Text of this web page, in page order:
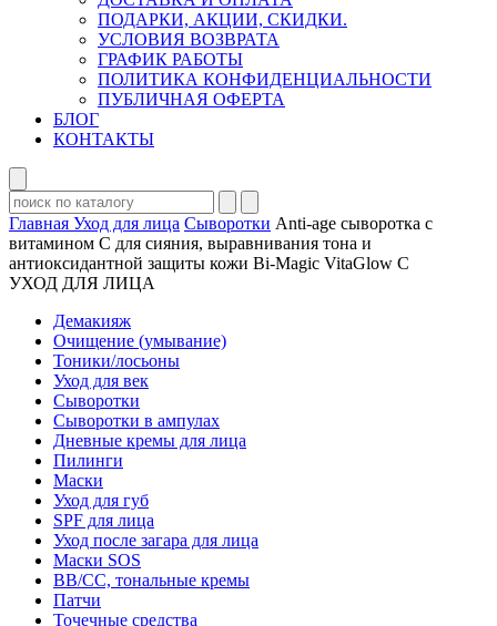
ПОДАРКИ, АКЦИИ, СКИДКИ.
УСЛОВИЯ ВОЗВРАТА
ГРАФИК РАБОТЫ
ПОЛИТИКА КОНФИДЕНЦИАЛЬНОСТИ
ПУБЛИЧНАЯ ОФЕРТА
БЛОГ
КОНТАКТЫ
Главная Уход для лица Сыворотки Anti-age сыворотка с
витамином С для сияния, выравнивания тона и
антиоксидантной защиты кожи Bi-Magic VitaGlow C
УХОД ДЛЯ ЛИЦА
Демакияж
Очищение (умывание)
Тоники/лосьоны
Уход для век
Сыворотки
Сыворотки в ампулах
Дневные кремы для лица
Пилинги
Маски
Уход для губ
SPF для лица
Уход после загара для лица
Маски SOS
BB/CC, тональные кремы
Патчи
Точечные средства